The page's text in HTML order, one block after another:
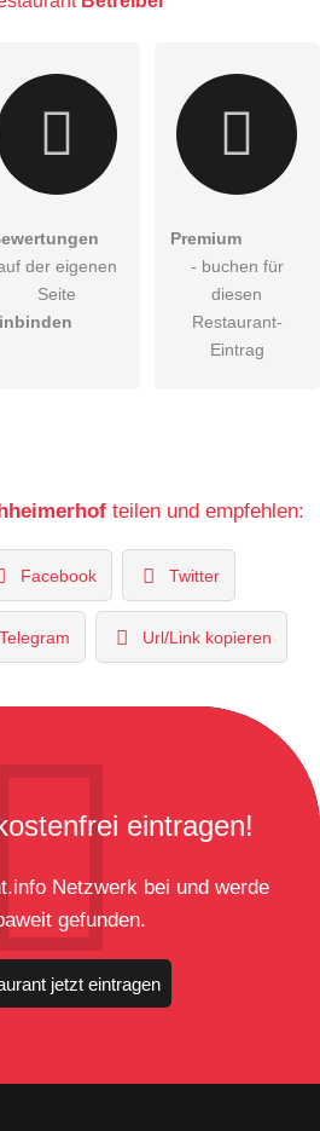
der eigenen
Seite
Premium
- buchen für
diesen
Restaurant-
Eintrag
teilen und empfehlen:
Facebook Twitter
Telegram Url/Link kopieren
eintragen!
Netzwerk bei und werde
gefunden.
jetzt eintragen